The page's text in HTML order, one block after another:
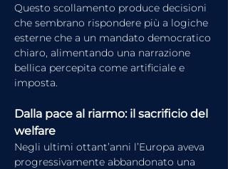
Questo scollamento produce decisioni
che sembrano rispondere più a logiche
esterne che a un mandato democratico
chiaro, alimentando una narrazione
bellica percepita come artificiale e
imposta.
Dalla pace al riarmo: il sacrificio del
welfare
Negli ultimi ottant’anni l’Europa aveva
progressivamente abbandonato una